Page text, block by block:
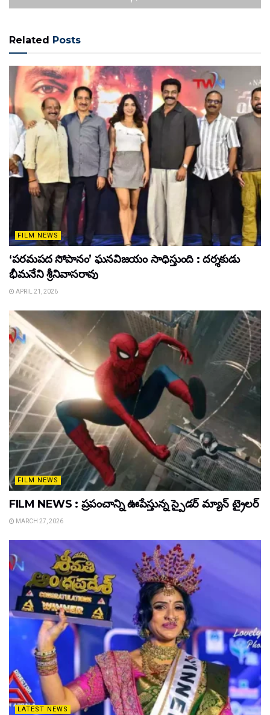
Related Posts
FILM NEWS
‘పరమపద సోపానం’ ఘనవిజయం సాధిస్తుంది : దర్శకుడు
భీమనేని శ్రీనివాసరావు
APRIL 21, 2026
FILM NEWS
FILM NEWS : ప్రపంచాన్ని ఊపేస్తున్న స్పైడర్ మ్యాన్ ట్రైలర్
MARCH 27, 2026
LATEST NEWS